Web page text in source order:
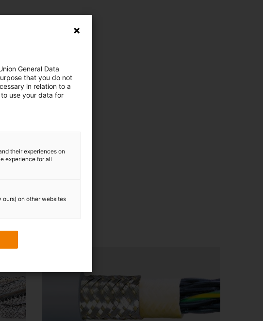
záření
General Data
that you do not
in relation to a
use your data for
their experiences on
experience for all
ours) on other websites